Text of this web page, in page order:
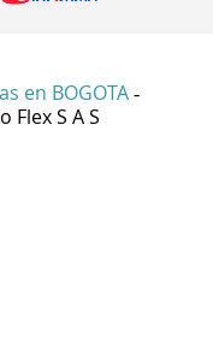
en BOGOTA -
Flex S A S